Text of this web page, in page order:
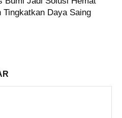
Tingkatkan Daya Saing